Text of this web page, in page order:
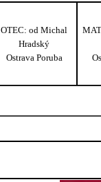
OTEC: od Michal
Hradský
Ostrava Poruba